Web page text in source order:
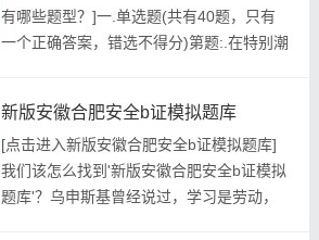
有哪些题型？]一.单选题(共有40题，只有
一个正确答案，错选不得分)第题:.在特别潮
佳答案更多最新建筑行业考试题库--新版重
庆市建筑安全员B证考核，有哪些题型？请
关注上面的微.信.公.众.号：建题...
新版安徽合肥安全b证模拟题库
[点击进入新版安徽合肥安全b证模拟题库]
我们该怎么找到'新版安徽合肥安全b证模拟
题库'？乌申斯基曾经说过，学习是劳动，